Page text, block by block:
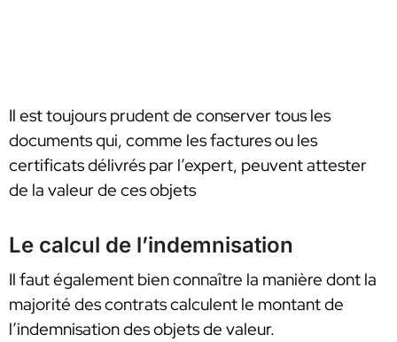
Il est toujours prudent de conserver tous les
documents qui, comme les factures ou les
certificats délivrés par l’expert, peuvent attester
de la valeur de ces objets
Le calcul de l’indemnisation
Il faut également bien connaître la manière dont la
majorité des contrats calculent le montant de
l’indemnisation des objets de valeur.